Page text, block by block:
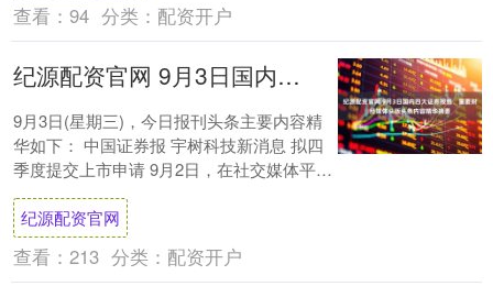
查看： 94 分类： 配资开户
纪源配资官网 9月3日国内四大证券报纸、重要财经媒体头版头条内容精华摘要
9月3日(星期三)，今日报刊头条主要内容精
华如下： 中国证券报 宇树科技新消息 拟四
季度提交上市申请 9月2日，在社交媒体平台
认证的宇树科技账号“Unitree....
纪源配资官网
查看： 213 分类： 配资开户